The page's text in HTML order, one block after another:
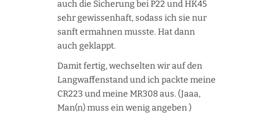
auch die Sicherung bei P22 und HK45
sehr gewissenhaft, sodass ich sie nur
sanft ermahnen musste. Hat dann
auch geklappt.
Damit fertig, wechselten wir auf den
Langwaffenstand und ich packte meine
CR223 und meine MR308 aus. (Jaaa,
Man(n) muss ein wenig angeben )